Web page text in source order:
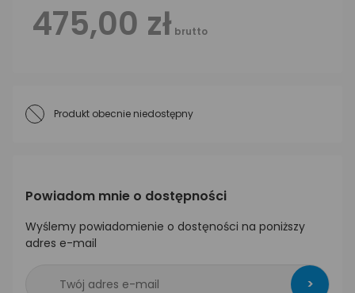
475,00 zł brutto
Produkt obecnie niedostępny
Powiadom mnie o dostępności
Wyślemy powiadomienie o dostęności na poniższy
adres e-mail
>